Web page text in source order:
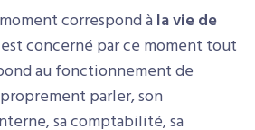
correspond àla vie de
concerné par ce moment tout
au fonctionnement de
parler, son
sa comptabilité, sa